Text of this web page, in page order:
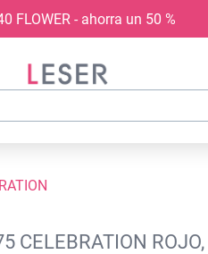
FLOWER - ahorra un 50 %
CELEBRATION